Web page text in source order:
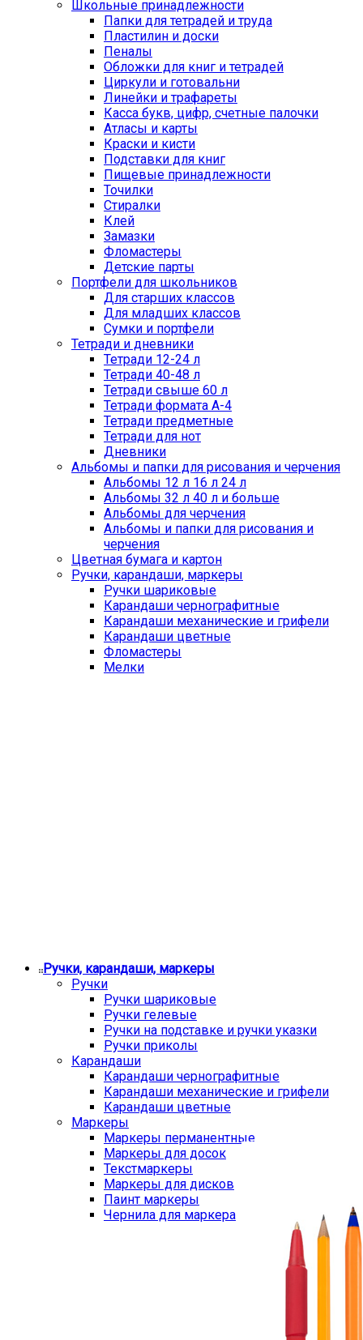
Школьные принадлежности
Папки для тетрадей и труда
Пластилин и доски
Пеналы
Обложки для книг и тетрадей
Циркули и готовальни
Линейки и трафареты
Касса букв, цифр, счетные палочки
Атласы и карты
Краски и кисти
Подставки для книг
Пищевые принадлежности
Точилки
Стиралки
Клей
Замазки
Фломастеры
Детские парты
Портфели для школьников
Для старших классов
Для младших классов
Сумки и портфели
Тетради и дневники
Тетради 12-24 л
Тетради 40-48 л
Тетради свыше 60 л
Тетради формата А-4
Тетради предметные
Тетради для нот
Дневники
Альбомы и папки для рисования и черчения
Альбомы 12 л 16 л 24 л
Альбомы 32 л 40 л и больше
Альбомы для черчения
Альбомы и папки для рисования и
черчения
Цветная бумага и картон
Ручки, карандаши, маркеры
Ручки шариковые
Карандаши чернографитные
Карандаши механические и грифели
Карандаши цветные
Фломастеры
Мелки
Ручки, карандаши, маркеры
Ручки
Ручки шариковые
Ручки гелевые
Ручки на подставке и ручки указки
Ручки приколы
Карандаши
Карандаши чернографитные
Карандаши механические и грифели
Карандаши цветные
Маркеры
Маркеры перманентные
Маркеры для досок
Текстмаркеры
Маркеры для дисков
Паинт маркеры
Чернила для маркера